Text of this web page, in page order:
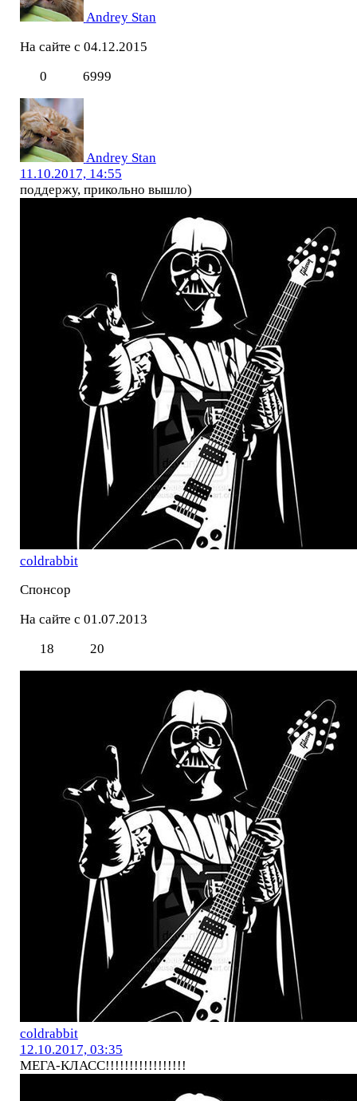
Andrey Stan
На сайте с 04.12.2015
0
6999
Andrey Stan
11.10.2017, 14:55
поддержу, прикольно вышло)
coldrabbit
Спонсор
На сайте с 01.07.2013
18
20
coldrabbit
12.10.2017, 03:35
МЕГА-КЛАСС!!!!!!!!!!!!!!!!!